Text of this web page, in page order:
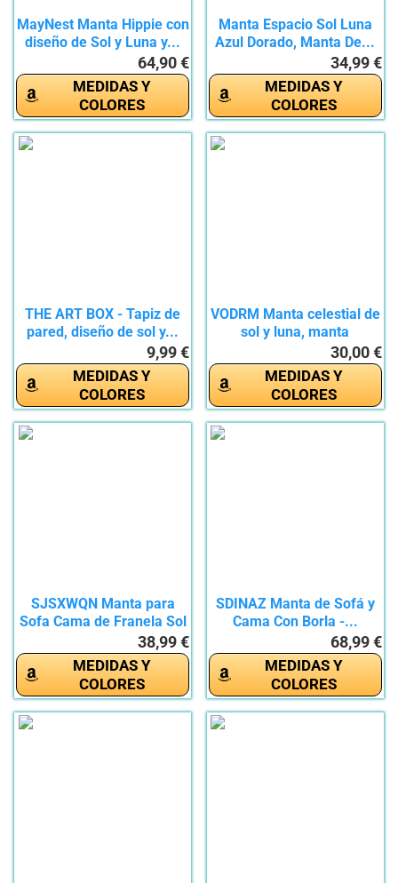
MayNest Manta Hippie con
diseño de Sol y Luna y...
64,90 €
MEDIDAS Y
COLORES
Manta Espacio Sol Luna
Azul Dorado, Manta De...
34,99 €
MEDIDAS Y
COLORES
THE ART BOX - Tapiz de
pared, diseño de sol y...
9,99 €
MEDIDAS Y
COLORES
VODRM Manta celestial de
sol y luna, manta
30,00 €
MEDIDAS Y
COLORES
SJSXWQN Manta para
Sofa Cama de Franela Sol
38,99 €
MEDIDAS Y
COLORES
SDINAZ Manta de Sofá y
Cama Con Borla -...
68,99 €
MEDIDAS Y
COLORES